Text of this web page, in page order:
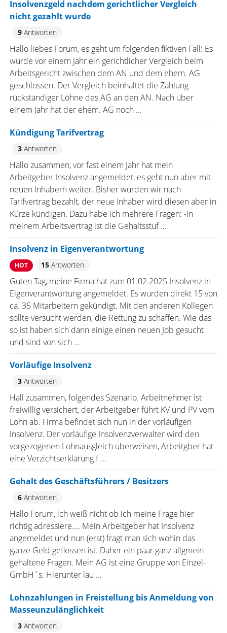
Insolvenzgeld nachdem gerichtlicher Vergleich
nicht gezahlt wurde
9Antworten
Hallo liebes Forum, es geht um folgenden fiktiven Fall: Es
wurde vor einem Jahr ein gerichtlicher Vergleich beim
Arbeitsgericht zwischen dem AN und dem ehem. AG
geschlossen. Der Vergleich beinhaltet die Zahlung
rückständiger Löhne des AG an den AN. Nach über
einem Jahr hat der ehem. AG noch ...
Kündigung Tarifvertrag
3Antworten
Hallo zusammen, vor fast einem Jahr hat mein
Arbeitgeber Insolvenz angemeldet, es geht nun aber mit
neuen Inhabern weiter. Bisher wurden wir nach
Tarifvertrag bezahlt, der neue Inhaber wird diesen aber in
Kürze kündigen. Dazu habe ich mehrere Fragen: -In
meinem Arbeitsvertrag ist die Gehaltsstuf ...
Insolvenz in Eigenverantwortung
HOT 15Antworten
Guten Tag, meine Firma hat zum 01.02.2025 Insolvenz in
Eigenverantwortung angemeldet. Es wurden direkt 15 von
ca. 35 Mitarbeitern gekündigt. Mit den anderen Kollegen
sollte versucht werden, die Rettung zu schaffen. Wie das
so ist haben sich dann einige einen neuen Job gesucht
und sind von sich ...
Vorläufige Insolvenz
3Antworten
Hall zusammen, folgendes Szenario. Arbeitnehmer ist
freiwillig versichert, der Arbeitgeber führt KV und PV vom
Lohn ab. Firma befindet sich nun in der vorläufigen
Insolvenz. Der vorläufige Insolvenzverwalter wird den
vorgezogenen Lohnausgleich überweisen, Arbeitgber hat
eine Verzichtserklärung f ...
Gehalt des Geschäftsführers / Besitzers
6Antworten
Hallo Forum, ich weiß nicht ob ich meine Frage hier
richtig adressiere.... Mein Arbeitgeber hat Insolvenz
angemeldet und nun (erst) fragt man sich wohin das
ganze Geld geflossen ist. Daher ein paar ganz allgmein
gehaltene Fragen. Mein AG ist eine Gruppe von Einzel-
GmbH´s. Hierunter lau ...
Lohnzahlungen in Freistellung bis Anmeldung von
Masseunzulänglichkeit
3Antworten